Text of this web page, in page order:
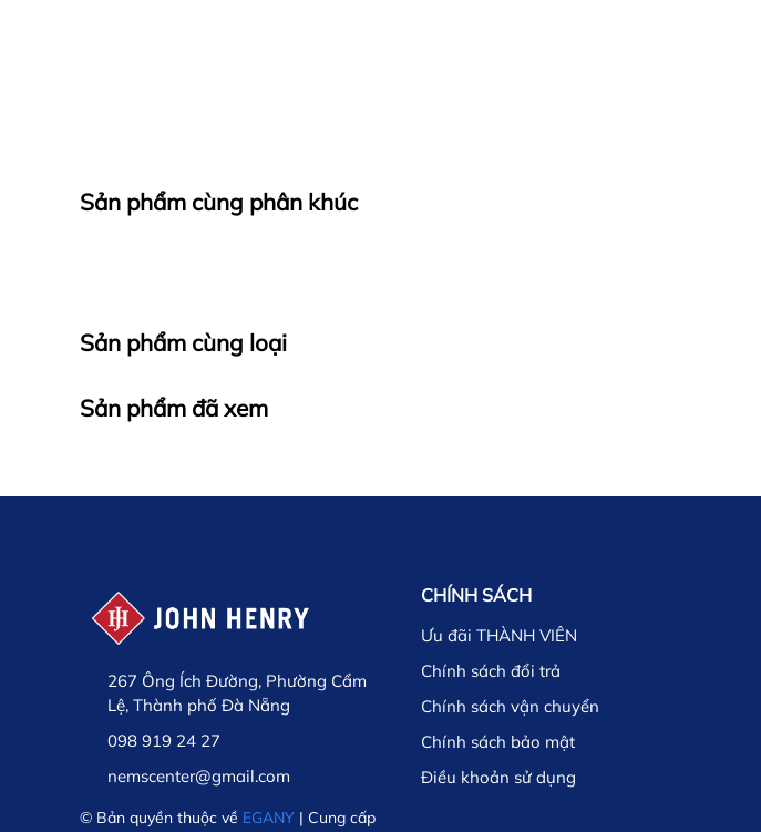
Sản phẩm cùng phân khúc
Sản phẩm cùng loại
Sản phẩm đã xem
267 Ông Ích Đường, Phường Cẩm
Lệ, Thành phố Đà Nẵng
098 919 24 27
nemscenter@gmail.com
© Bản quyền thuộc về EGANY | Cung cấp
CHÍNH SÁCH
Ưu đãi THÀNH VIÊN
Chính sách đổi trả
Chính sách vận chuyển
Chính sách bảo mật
Điều khoản sử dụng